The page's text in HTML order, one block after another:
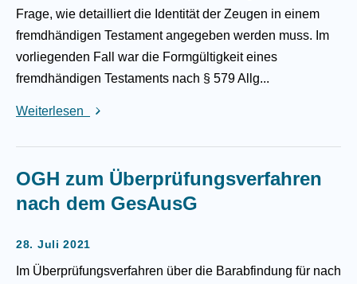
Frage, wie detailliert die Identität der Zeugen in einem
fremdhändigen Testament angegeben werden muss. Im
vorliegenden Fall war die Formgültigkeit eines
fremdhändigen Testaments nach § 579 Allg...
Weiterlesen
OGH zum Überprüfungsverfahren
nach dem GesAusG
28. Juli 2021
Im Überprüfungsverfahren über die Barabfindung für nach